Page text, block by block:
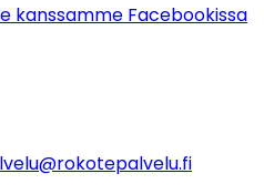
kanssamme Facebookissa